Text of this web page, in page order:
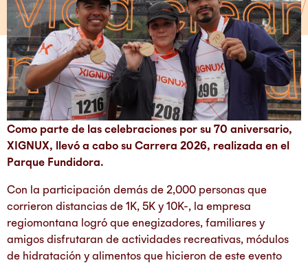
Como parte de las celebraciones por su 70 aniversario,
XIGNUX, llevó a cabo su Carrera 2026, realizada en el
Parque Fundidora.
Con la participación demás de 2,000 personas que
corrieron distancias de 1K, 5K y 10K-, la empresa
regiomontana logró que enegizadores, familiares y
amigos disfrutaran de actividades recreativas, módulos
de hidratación y alimentos que hicieron de este evento